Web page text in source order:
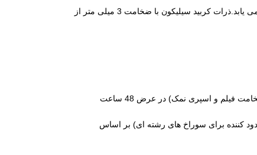
: 2000W قدرت اوج + 35-50kHz فرکانس پویا پاک کردن. پس از گاز زدایی بهره وری تمیز کردن 40٪ افزایش می یابد.ذرات کربید سیلیکون با ضخامت 3 میلی متر از
(از جمله داده های آزمایش خشکی، ضخامت فیلم و اسپری نمک) در عرض 48 ساعت
کننده برای سوراخ های رشته ای) بر اساس